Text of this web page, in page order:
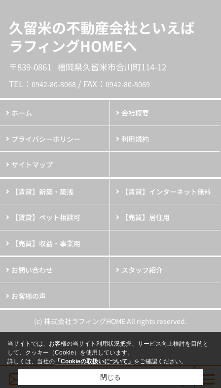
久留米の不動産会社といえば
ラフィングHOMEへ
〒839-0861 福岡県久留米市合川町114-12
TEL： 0942-80-8068 / FAX： 0942-80-8069
ホーム 会社概要
プライバシーポリシー 利用規約
サイトマップ
【賃貸】新築・築浅 【賃貸】インターネット無料
【賃貸】ペット相談可 【売買】居住用
【売買】収益・事業用
お問い合わせ スタッフ紹介
お客様の声
(c) 株式会社ラフィングHOME All rights reserved.
メールでお問い合わせ
当サイトでは、お客様の当サイト利用状況把握、サービス向上検討を目的と
して、クッキー（Cookie）を使用しています。
詳しくは、当社の 「Cookieの取扱いについて」 をご確認ください。
閉じる